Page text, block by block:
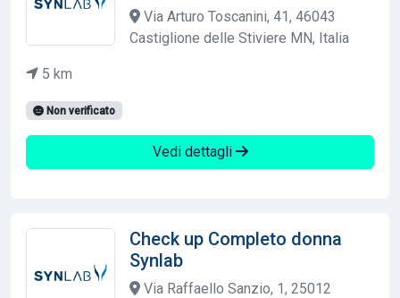
Via Arturo Toscanini, 41, 46043
Castiglione delle Stiviere MN, Italia
5 km
Non verificato
Vedi dettagli
Check up Completo donna
Synlab
Via Raffaello Sanzio, 1, 25012